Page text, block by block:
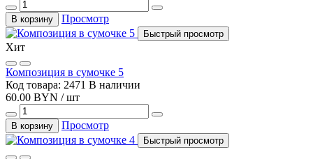
В корзину Просмотр
Быстрый просмотр
Хит
Композиция в сумочке 5
Код товара: 2471 В наличии
60.00 BYN / шт
В корзину Просмотр
Быстрый просмотр